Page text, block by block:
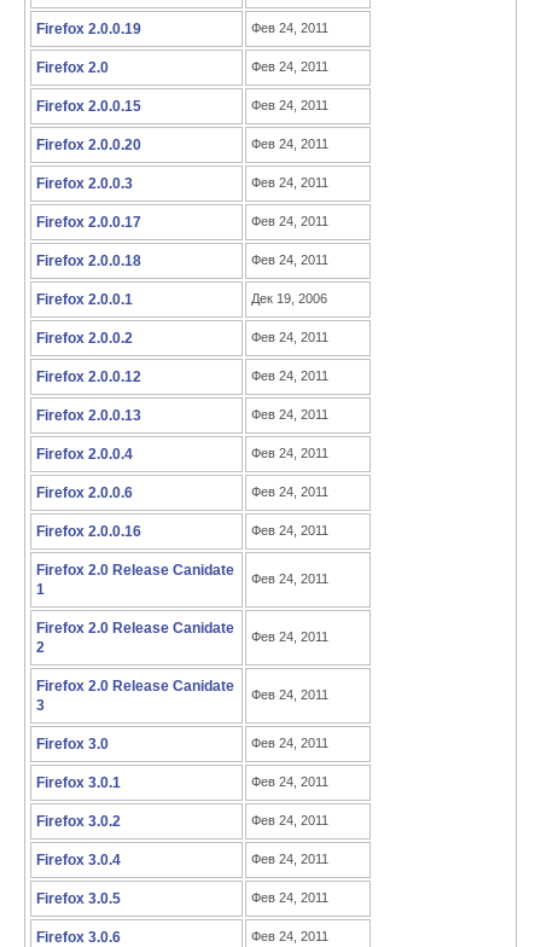
Firefox 2.0.0.19 Фев 24, 2011
Firefox 2.0 Фев 24, 2011
Firefox 2.0.0.15 Фев 24, 2011
Firefox 2.0.0.20 Фев 24, 2011
Firefox 2.0.0.3 Фев 24, 2011
Firefox 2.0.0.17 Фев 24, 2011
Firefox 2.0.0.18 Фев 24, 2011
Firefox 2.0.0.1 Дек 19, 2006
Firefox 2.0.0.2 Фев 24, 2011
Firefox 2.0.0.12 Фев 24, 2011
Firefox 2.0.0.13 Фев 24, 2011
Firefox 2.0.0.4 Фев 24, 2011
Firefox 2.0.0.6 Фев 24, 2011
Firefox 2.0.0.16 Фев 24, 2011
Firefox 2.0 Release Canidate
1
Фев 24, 2011
Firefox 2.0 Release Canidate
2
Фев 24, 2011
Firefox 2.0 Release Canidate
3
Фев 24, 2011
Firefox 3.0 Фев 24, 2011
Firefox 3.0.1 Фев 24, 2011
Firefox 3.0.2 Фев 24, 2011
Firefox 3.0.4 Фев 24, 2011
Firefox 3.0.5 Фев 24, 2011
Firefox 3.0.6 Фев 24, 2011